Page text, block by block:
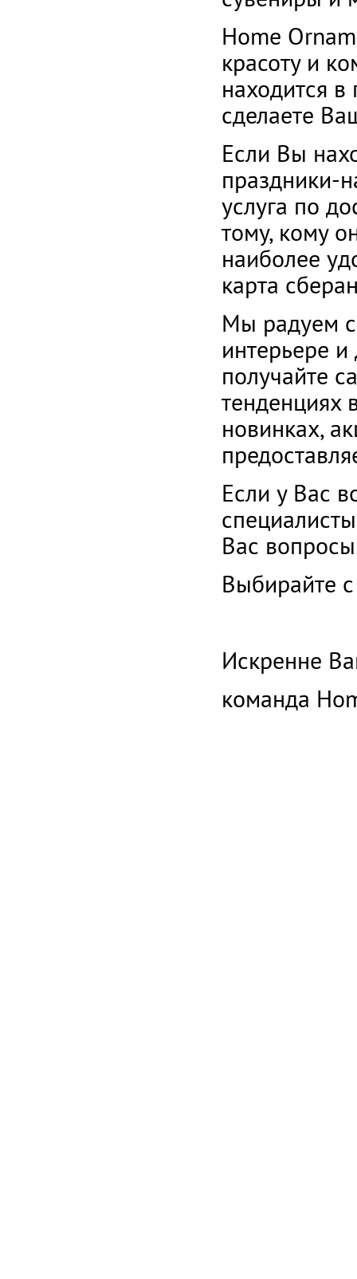
Home
красоту и
находится
сделаете
Если Вы
праздники-
услуга по
тому, кому
наиболее
карта
Мы радуем
интерьере
получайте
тенденциях
новинках,
Если у Вас
Вас
Выбирайте
Искренне
команда